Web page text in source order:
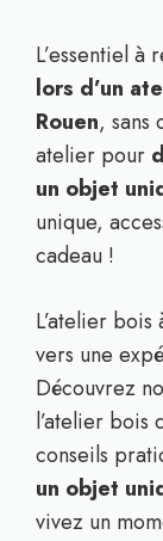
L’essentiel à
lors d’un
Rouen, sans
atelier pour
un objet
unique,
cadeau !
L’atelier
vers une
Découvrez
l’atelier bois
conseils
un objet
vivez un